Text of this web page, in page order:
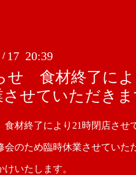
/ 17 20:39
せ 食材終了によ
せていただきま
材終了により21時閉店させ
会のため臨時休業させていた
けいたします。